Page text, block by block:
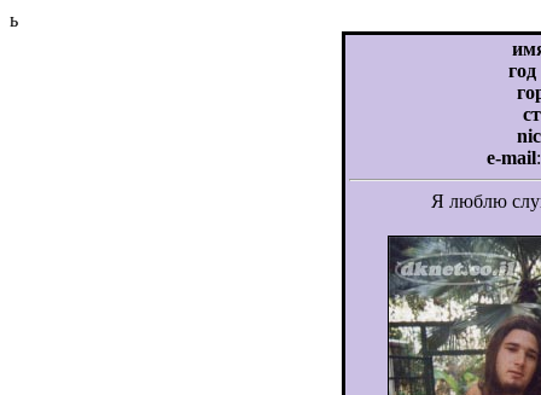
ь
e-mail
Я люблю